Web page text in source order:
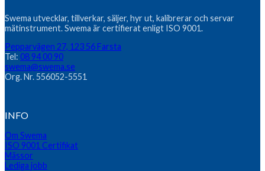
Swema utvecklar, tillverkar, säljer, hyr ut, kalibrerar och servar
mätinstrument. Swema är certifierat enligt ISO 9001.
Pepparvägen 27, 123 56 Farsta
Tel: 08 94 00 90
swema@swema.se
Org. Nr. 556052-5551
INFO
Om Swema
ISO 9001 Certifikat
Mässor
Lediga jobb